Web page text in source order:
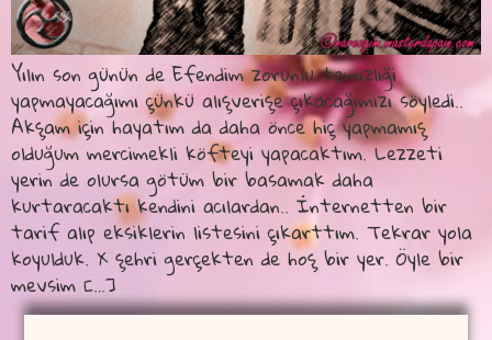
Yılın son günün de Efendim zorunlu temizliği
yapmayacağımı çünkü alışverişe çıkacağımızı söyledi..
Akşam için hayatım da daha önce hiç yapmamış
olduğum mercimekli köfteyi yapacaktım. Lezzeti
yerin de olursa götüm bir basamak daha
kurtaracaktı kendini acılardan.. İnternetten bir
tarif alıp eksiklerin listesini çıkarttım. Tekrar yola
koyulduk. X şehri gerçekten de hoş bir yer. Öyle bir
mevsim […]